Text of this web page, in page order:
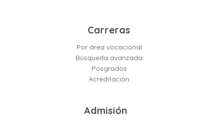
Carreras
Por área vocacional
Búsqueda avanzada
Posgrados
Acreditación
Admisión